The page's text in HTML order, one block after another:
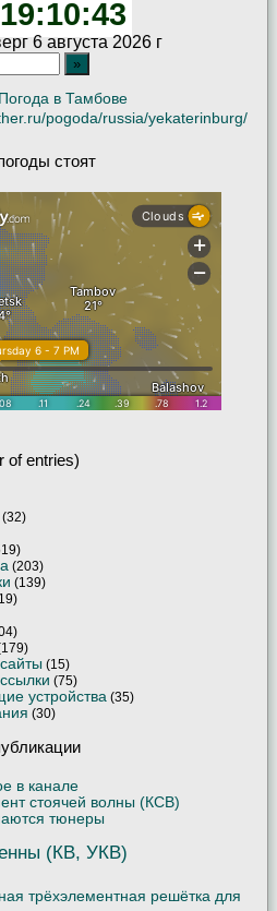
19:10:44
6 августа 2026 г
Погода в Тамбове
pogoda/russia/yekaterinburg/
стоят
of entries)
(32)
(203)
(139)
(15)
(75)
устройства (35)
(30)
в канале
стоячей волны (КСВ)
тюнеры
(КВ, УКВ)
трёхэлементная решётка для